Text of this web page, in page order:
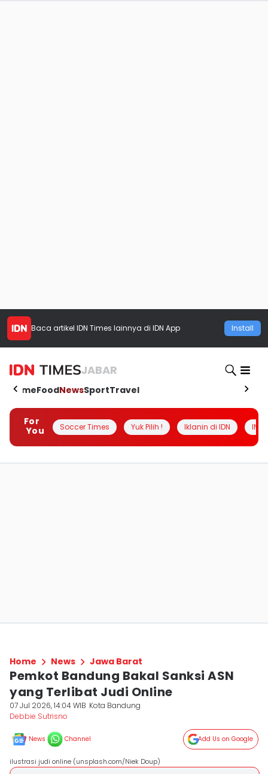
Baca artikel IDN Times lainnya di IDN App Install
JABAR
HomeFoodNewsSportTravel
For
You
Soccer Times Yuk Pilih ! Iklanin di IDN
Home News Jawa Barat
Pemkot Bandung Bakal Sanksi ASN
yang Terlibat Judi Online
07 Jul 2026, 14:04 WIB Kota Bandung
Debbie Sutrisno
News Channel Add Us on Google
ilustrasi judi online (unsplash.com/Niek Doup)